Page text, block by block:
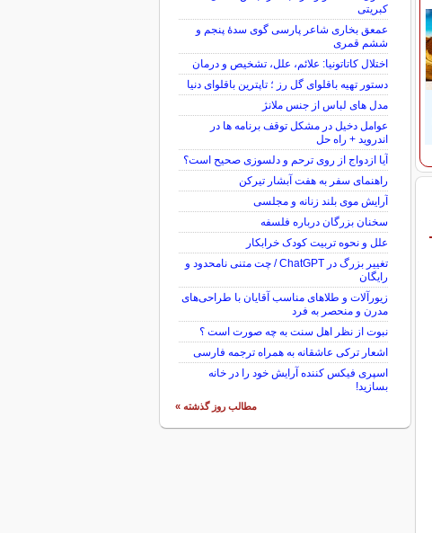
کبریتی
عمعق بخاری شاعر پارسی گوی سدهٔ پنجم و
ششم قمری
اختلال کاتاتونیا: علائم، علل، تشخیص و درمان
دستور تهیه باقلوای گل رز ؛ تاپترین باقلوای دنیا
مدل های لباس از جنس ملانژ
عوامل دخیل در مشکل توقف برنامه ها در
اندروید + راه حل
آیا ازدواج از روی ترحم و دلسوزی صحیح است؟
راهنمای سفر به هفت آبشار تیرکن
آرایش موی بلند زنانه و مجلسی
سخنان بزرگان درباره فلسفه
علل و نحوه تربیت کودک خرابکار
تغییر بزرگ در ChatGPT / چت متنی نامحدود و
رایگان
زیورآلات و طلاهای مناسب آقایان با طراحی‌های
مدرن و منحصر به فرد
نبوت از نظر اهل سنت به چه صورت است ؟
اشعار ترکی عاشقانه به همراه ترجمه فارسی
اسپری فیکس کننده آرایش خود را در خانه
بسازید!
مطالب روز گذشته »